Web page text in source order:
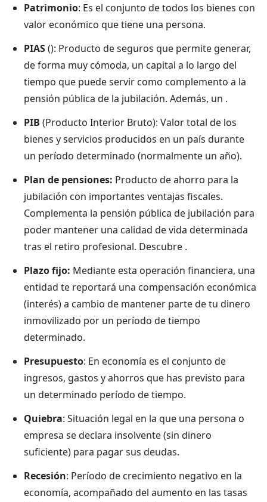
Patrimonio: Es el conjunto de todos los bienes con
valor económico que tiene una persona.
PIAS(): Producto de seguros que permite generar,
de forma muy cómoda, un capital a lo largo del
tiempo que puede servir como complemento a la
pensión pública de la jubilación. Además, un .
PIB (Producto Interior Bruto): Valor total de los
bienes y servicios producidos en un país durante
un período determinado (normalmente un año).
Plan de pensiones: Producto de ahorro para la
jubilación con importantes ventajas fiscales.
Complementa la pensión pública de jubilación para
poder mantener una calidad de vida determinada
tras el retiro profesional. Descubre .
Plazo fijo: Mediante esta operación financiera, una
entidad te reportará una compensación económica
(interés) a cambio de mantener parte de tu dinero
inmovilizado por un período de tiempo
determinado.
Presupuesto: En economía es el conjunto de
ingresos, gastos y ahorros que has previsto para
un determinado período de tiempo.
Quiebra: Situación legal en la que una persona o
empresa se declara insolvente (sin dinero
suficiente) para pagar sus deudas.
Recesión: Período de crecimiento negativo en la
economía, acompañado del aumento en las tasas